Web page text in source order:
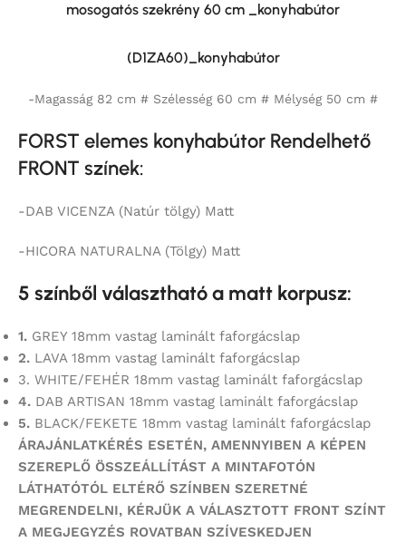
mosogatós szekrény 60 cm _konyhabútor
(D1ZA60)_konyhabútor
-Magasság 82 cm # Szélesség 60 cm # Mélység 50 cm #
FORST elemes konyhabútor Rendelhető
FRONT színek:
-DAB VICENZA (Natúr tölgy) Matt
-HICORA NATURALNA (Tölgy) Matt
5 színből választható a matt korpusz:
1. GREY 18mm vastag laminált faforgácslap
2. LAVA 18mm vastag laminált faforgácslap
3. WHITE/FEHÉR 18mm vastag laminált faforgácslap
4. DAB ARTISAN 18mm vastag laminált faforgácslap
5. BLACK/FEKETE 18mm vastag laminált faforgácslap
ÁRAJÁNLATKÉRÉS ESETÉN, AMENNYIBEN A KÉPEN
SZEREPLŐ ÖSSZEÁLLÍTÁST A MINTAFOTÓN
LÁTHATÓTÓL ELTÉRŐ SZÍNBEN SZERETNÉ
MEGRENDELNI, KÉRJÜK A VÁLASZTOTT FRONT SZÍNT
A MEGJEGYZÉS ROVATBAN SZÍVESKEDJEN